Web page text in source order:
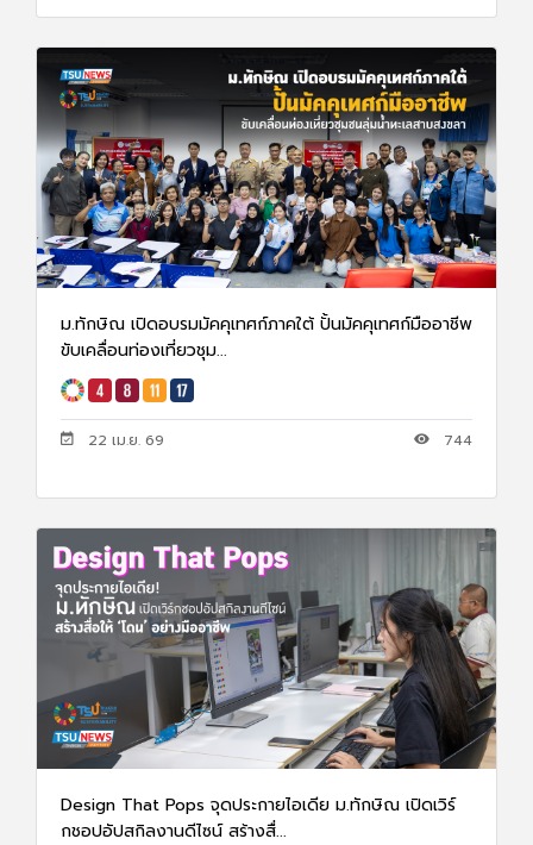
ม.ทักษิณ เปิดอบรมมัคคุเทศก์ภาคใต้ ปั้นมัคคุเทศก์มืออาชีพ
ขับเคลื่อนท่องเที่ยวชุม...
22 เม.ย. 69 744
Design That Pops จุดประกายไอเดีย ม.ทักษิณ เปิดเวิร์
กชอปอัปสกิลงานดีไซน์ สร้างสื่...